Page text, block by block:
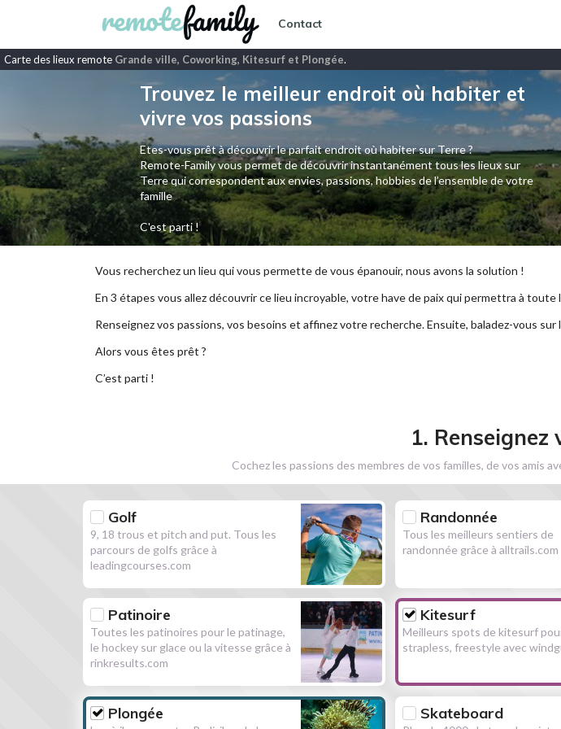
Contact
Carte des lieux remote Grande ville, Coworking, Kitesurf et Plongée.
Trouvez le meilleur endroit où habiter et
vivre vos passions
Etes-vous prêt à découvrir le parfait endroit où habiter sur Terre ?
Remote-Family vous permet de découvrir instantanément tous les lieux sur
Terre qui correspondent aux envies, passions, hobbies de l’ensemble de votre
famille
C'est parti !
Vous recherchez un lieu qui vous permette de vous épanouir, nous avons la solution !
En 3 étapes vous allez découvrir ce lieu incroyable, votre have de paix qui permettra à
Renseignez vos passions, vos besoins et affinez votre recherche. Ensuite, baladez-vous
Alors vous êtes prêt ?
C’est parti !
1. Renseignez
Cochez les passions des membres de vos familles, de vos amis
Golf
9, 18 trous et pitch and put. Tous les
parcours de golfs grâce à
leadingcourses.com
Randonnée
Tous les meilleurs sentiers de
randonnée grâce à alltrails.com
Patinoire
Toutes les patinoires pour le patinage,
le hockey sur glace ou la vitesse grâce à
rinkresults.com
Kitesurf
Meilleurs spots de kitesurf
strapless, freestyle avec
Plongée Skateboard